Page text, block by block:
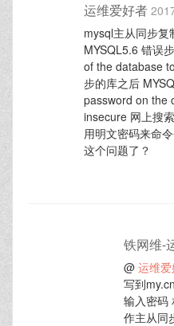
运维爱好者
mysql主从同步复
MYSQL5.6 错误
of the database
步的库之后
password on the
insecure 网上搜
用明文密码来命
这个问题了？
铁网维-
@ 运维
写到
输入密码
作主从同